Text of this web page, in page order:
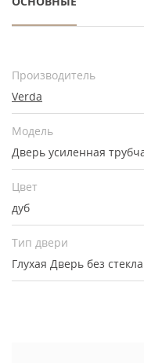
Производитель
Verda
Модель
Дверь усиленная
Цвет
дуб
Тип двери
Глухая Дверь без стекла